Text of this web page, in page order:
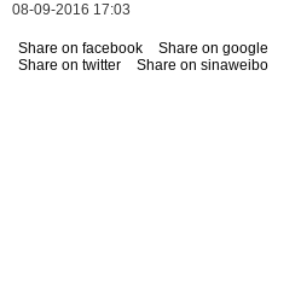
08-09-2016 17:03
Share on facebook
Share on google
Share on twitter
Share on sinaweibo